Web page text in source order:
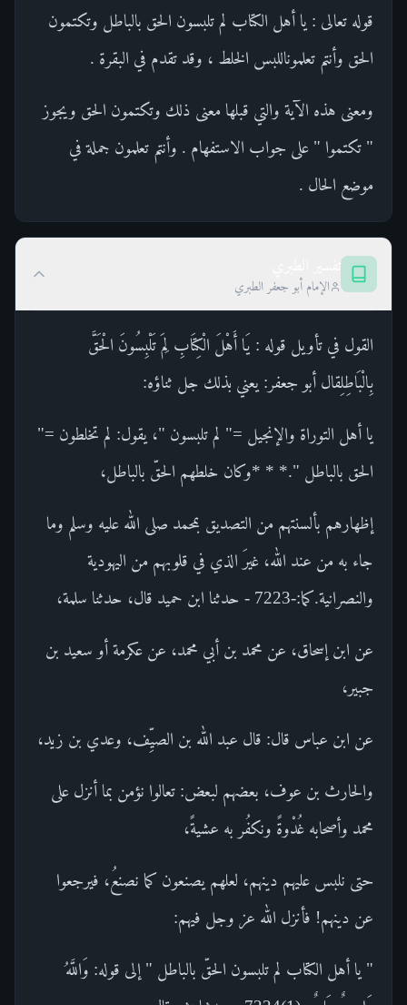
قوله تعالى : يا أهل الكتاب لم تلبسون الحق بالباطل وتكتمون
الحق وأنتم تعلموناللبس الخلط ، وقد تقدم في البقرة .
ومعنى هذه الآية والتي قبلها معنى ذلك وتكتمون الحق ويجوز
" تكتموا " على جواب الاستفهام . وأنتم تعلمون جملة في
موضع الحال .
الإمام أبو جعفر الطبري
القول في تأويل قوله : يَا أَهْلَ الْكِتَابِ لِمَ تَلْبِسُونَ الْحَقَّ
بِالْبَاطِلِقال أبو جعفر: يعني بذلك جل ثناؤه:
يا أهل التوراة والإنجيل =" لم تلبسون "، يقول: لم تخلطون ="
الحق بالباطل ".* * *وكان خلطهم الحقّ بالباطل،
إظهارهم بألسنتهم من التصديق بمحمد صلى الله عليه وسلم وما
جاء به من عند الله، غيرَ الذي في قلوبهم من اليهودية
والنصرانية.كما:-7223 - حدثنا ابن حميد قال، حدثنا سلمة،
عن ابن إسحاق، عن محمد بن أبي محمد، عن عكرمة أو سعيد بن
جبير،
عن ابن عباس قال: قال عبد الله بن الصيِّف، وعدي بن زيد،
والحارث بن عوف، بعضهم لبعض: تعالوا نؤمن بما أنزل على
محمد وأصحابه غُدْوةً ونكفُر به عشيةً،
حتى نلبس عليهم دينهم، لعلهم يصنعون كما نصنعُ، فيرجعوا
عن دينهم! فأنزل الله عز وجل فيهم:
" يا أهل الكتاب لم تلبسون الحقّ بالباطل " إلى قوله: وَاللَّهُ